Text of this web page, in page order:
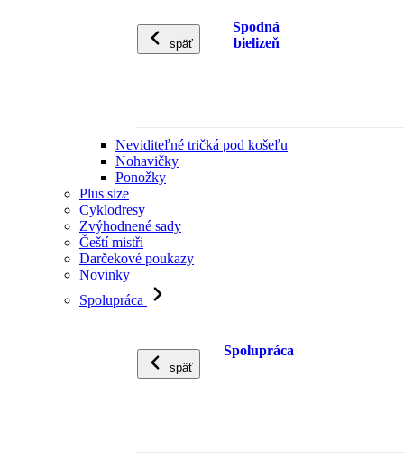
späť
Spodná
bielizeň
Neviditeľné tričká pod košeľu
Nohavičky
Ponožky
Plus size
Cyklodresy
Zvýhodnené sady
Čeští mistři
Darčekové poukazy
Novinky
Spolupráca
späť
Spolupráca